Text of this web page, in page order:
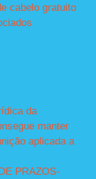
cabelo gratuito
da
manter
aplicada a
PRAZOS-